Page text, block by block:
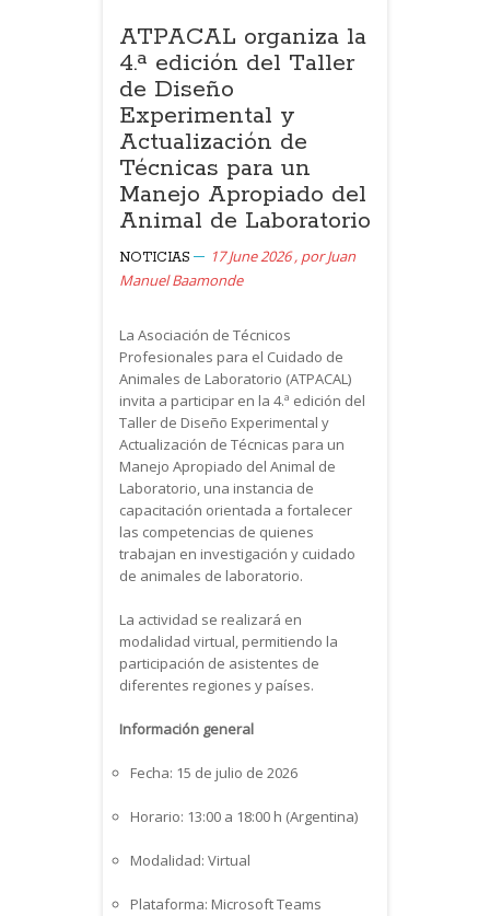
ATPACAL organiza la
4.ª edición del Taller
de Diseño
Experimental y
Actualización de
Técnicas para un
Manejo Apropiado del
Animal de Laboratorio
NOTICIAS 17 June 2026 , porJuan
Manuel Baamonde
La Asociación de Técnicos
Profesionales para el Cuidado de
Animales de Laboratorio (ATPACAL)
invita a participar en la 4.ª edición del
Taller de Diseño Experimental y
Actualización de Técnicas para un
Manejo Apropiado del Animal de
Laboratorio, una instancia de
capacitación orientada a fortalecer
las competencias de quienes
trabajan en investigación y cuidado
de animales de laboratorio.
La actividad se realizará en
modalidad virtual, permitiendo la
participación de asistentes de
diferentes regiones y países.
Información general
Fecha: 15 de julio de 2026
Horario: 13:00 a 18:00 h (Argentina)
Modalidad: Virtual
Plataforma: Microsoft Teams